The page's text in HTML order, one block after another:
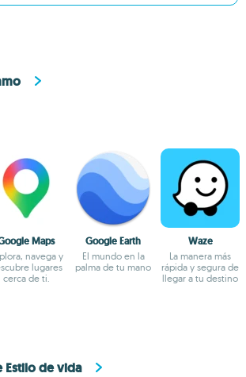
Maps
navega y
lugares
cerca de ti.
Google Earth
El mundo en la
palma de tu mano
Waze
La manera más
rápida y segura de
llegar a tu destino
Estilo de vida